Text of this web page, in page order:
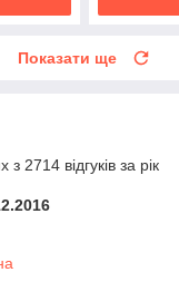
Показати ще
2714 відгуків за рік